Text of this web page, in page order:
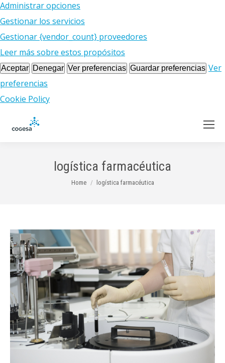
Administrar opciones
Gestionar los servicios
Gestionar {vendor_count} proveedores
Leer más sobre estos propósitos
Aceptar Denegar Ver preferencias Guardar preferencias Ver
preferencias
Cookie Policy
logística farmacéutica
You are here:
Home logística farmacéutica